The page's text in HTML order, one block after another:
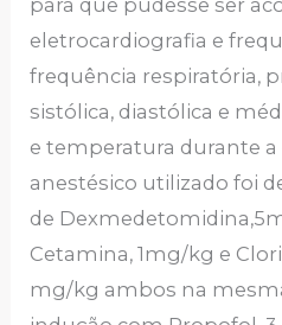
para que pudesse ser
eletrocardiografia e
frequência respiratória,
sistólica, diastólica e
e temperatura durante
anestésico utilizado foi
de
Cetamina, 1mg/kg e
mg/kg ambos na